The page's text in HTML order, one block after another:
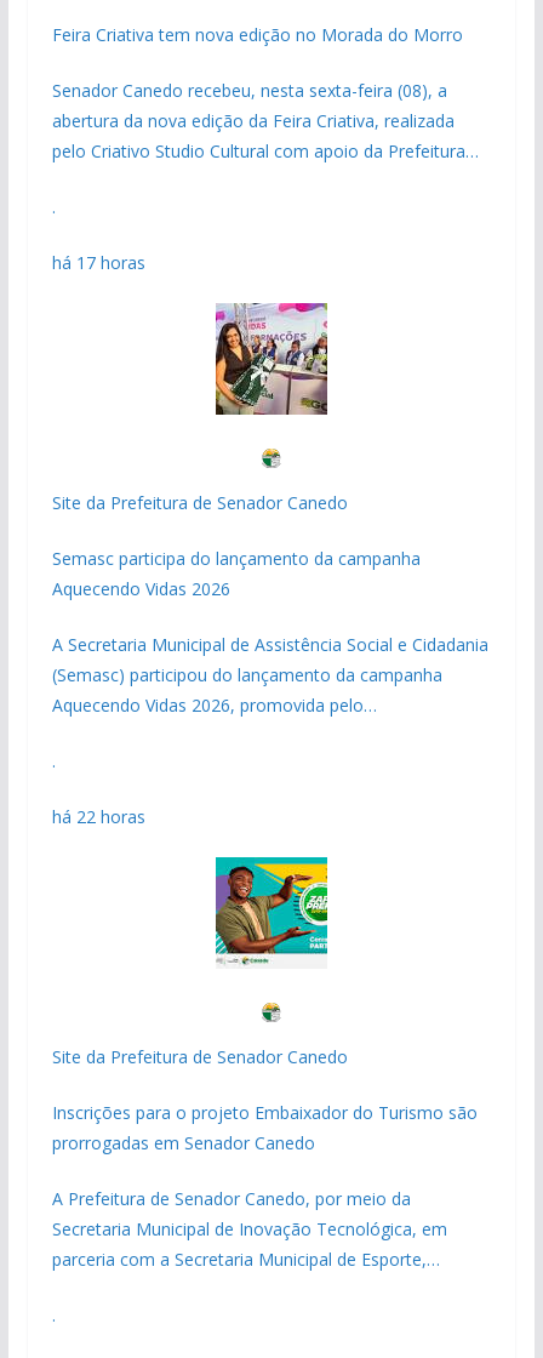
Feira Criativa tem nova edição no Morada do Morro
Senador Canedo recebeu, nesta sexta-feira (08), a
abertura da nova edição da Feira Criativa, realizada
pelo Criativo Studio Cultural com apoio da Prefeitura…
.
há 17 horas
Site da Prefeitura de Senador Canedo
Semasc participa do lançamento da campanha
Aquecendo Vidas 2026
A Secretaria Municipal de Assistência Social e Cidadania
(Semasc) participou do lançamento da campanha
Aquecendo Vidas 2026, promovida pelo…
.
há 22 horas
Site da Prefeitura de Senador Canedo
Inscrições para o projeto Embaixador do Turismo são
prorrogadas em Senador Canedo
A Prefeitura de Senador Canedo, por meio da
Secretaria Municipal de Inovação Tecnológica, em
parceria com a Secretaria Municipal de Esporte,…
.